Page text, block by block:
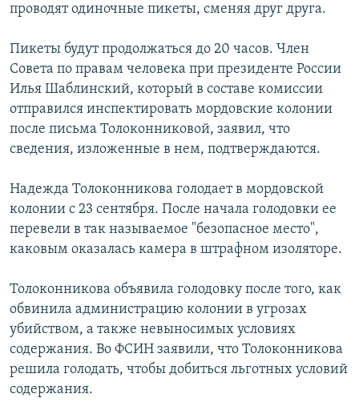
РАСПИСАНИЕ ВЕЩАНИЯ
ПОДПИШИТЕСЬ НА РАССЫЛКУ
СОЦИАЛЬНЫЕ СЕТИ
Все сайты РСЕ/РС
проводят одиночные пикеты, сменяя друг друга.
Пикеты будут продолжаться до 20 часов. Член
Совета по правам человека при президенте России
Илья Шаблинский, который в составе комиссии
отправился инспектировать мордовские колонии
после письма Толоконниковой, заявил, что
сведения, изложенные в нем, подтверждаются.
Надежда Толоконникова голодает в мордовской
колонии с 23 сентября. После начала голодовки ее
перевели в так называемое "безопасное место",
каковым оказалась камера в штрафном изоляторе.
Толоконникова объявила голодовку после того, как
обвинила администрацию колонии в угрозах
убийством, а также невыносимых условиях
содержания. Во ФСИН заявили, что Толоконникова
решила голодать, чтобы добиться льготных условий
содержания.